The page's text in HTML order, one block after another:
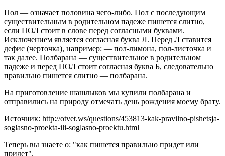
Пол — означает половина чего-либо. Пол с последующим
существительным в родительном падеже пишется слитно,
если ПОЛ стоит в слове перед согласными буквами.
Исключением является согласная буква Л. Перед Л ставится
дефис (черточка), например: — пол-лимона, пол-листочка и
так далее. Полбарана — существительное в родительном
падеже и перед ПОЛ стоит согласная буква Б, следовательно
правильно пишется слитно — полбарана.
На приготовление шашлыков мы купили полбарана и
отправились на природу отмечать день рождения моему брату.
Источник: http://otvet.ws/questions/453813-kak-pravilno-pishetsja-
soglasno-proekta-ili-soglasno-proektu.html
Теперь вы знаете о: "как пишется правильно придет или
придет".